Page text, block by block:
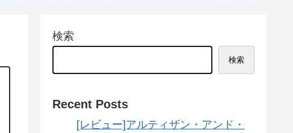
検索
検索
Recent Posts
[レビュー]アルティザン・アンド・